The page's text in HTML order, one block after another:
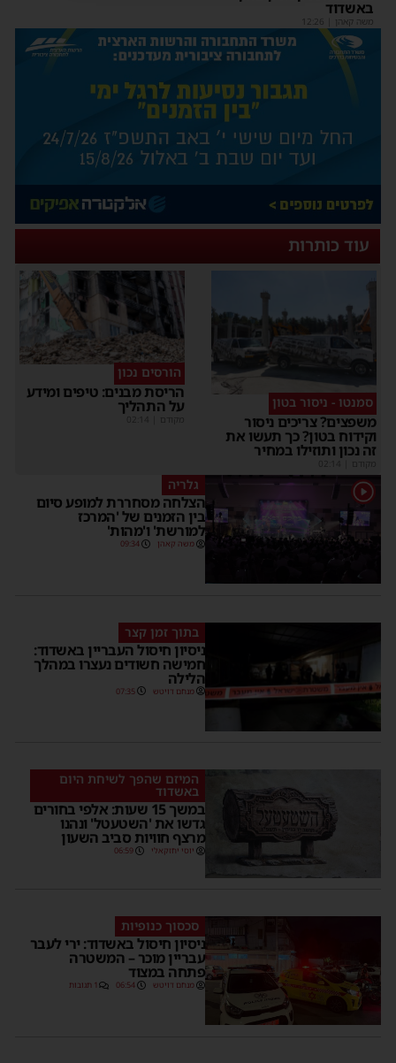
באשדוד
משה קאהן 12:26
עוד כותרות
סמנטו - ניסור בטון
משפצים? צריכים ניסור
וקידוח בטון? כך תעשו את
זה נכון ותוזילו במחיר
מקודם
הורסים נכון
הריסת מבנים: טיפים ומידע
על התהליך
מקודם
1 גלריה
הצלחה מסחררת למופע סיום
בין הזמנים של 'המרכז
למורשת' ו'מהות'
משה קאהן 09:34
בתוך זמן קצר
ניסיון חיסול העבריין באשדוד:
חמישה חשודים נעצרו במהלך
הלילה
מנחם דויטש 07:35
המיזם שהפך לשיחת היום
באשדוד
במשך 15 שעות: אלפי בחורים
גדשו את 'השטעטל' ונהנו
מרצף חוויות סביב השעון
יוסי יחזקאלי 06:59
סכסוך כנופיות
ניסיון חיסול באשדוד: ירי לעבר
עבריין מוכר – המשטרה
פתחה במצוד
מנחם דויטש 06:54 1 תגובות